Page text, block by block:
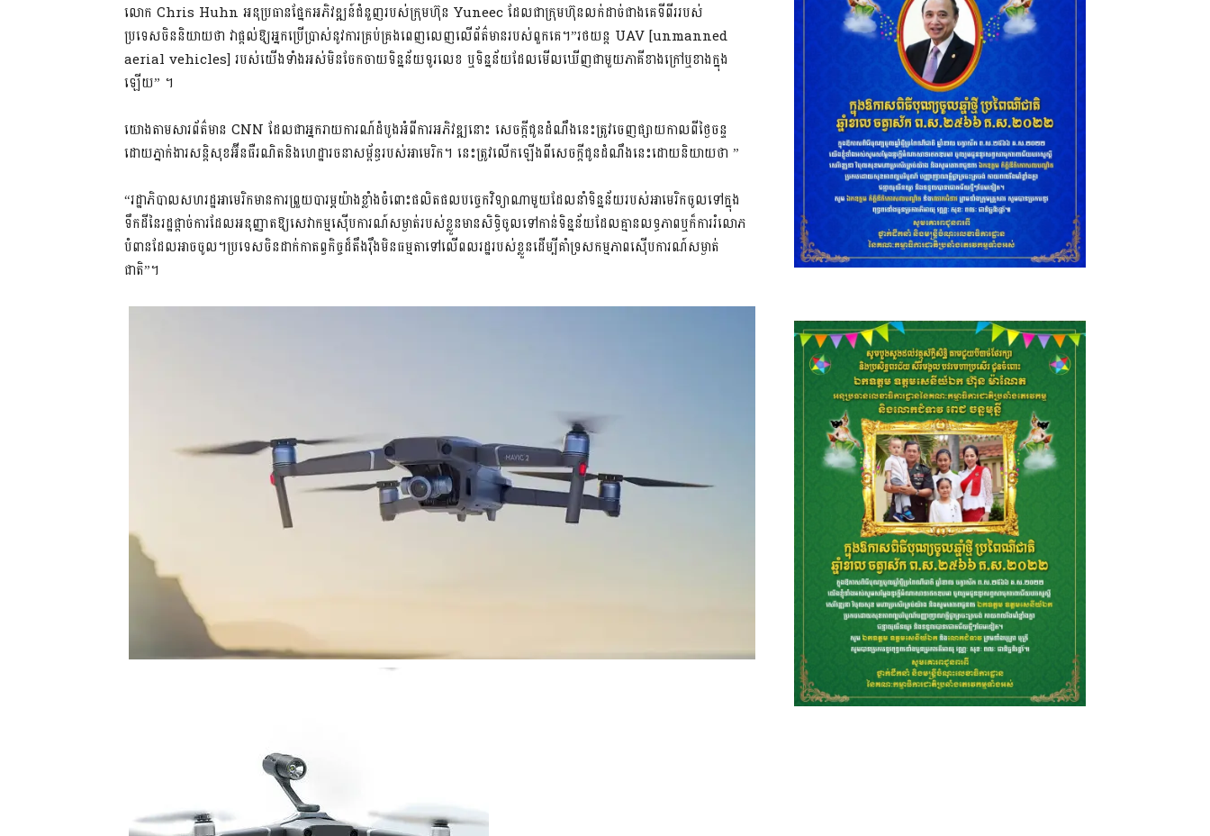
លោក Chris Huhn អនុប្រធានផ្នែកអភិវឌ្ឍន៍ជំនួញរបស់ក្រុមហ៊ុន Yuneec ដែលជាក្រុមហ៊ុនលក់ដាច់ជាងគេទីពីររបស់
ប្រទេសចិននិយាយថា វាផ្តល់ឱ្យអ្នកប្រើប្រាស់នូវការគ្រប់គ្រងពេញលេញលើព័ត៌មានរបស់ពួកគេ។”រថយន្ត UAV [unmanned
aerial vehicles] របស់យើងទាំងអស់មិនចែកចាយទិន្នន័យទូរលេខ ឬទិន្នន័យដែលមើលឃើញជាមួយភាគីខាងក្រៅឬខាងក្នុង
ឡើយ” ។
យោងតាមសារព័ត៌មាន CNN ដែលជាអ្នករាយការណ៍ដំបូងអំពីការអភិវឌ្ឍនោះ សេចក្តីជូនដំណឹងនេះត្រូវចេញផ្សាយកាលពីថ្ងៃចន្ទ
ដោយភ្នាក់ងារសន្ដិសុខអ៊ីនធឺរណិតនិងហេដ្ឋារចនាសម្ព័ន្ធរបស់អាមេរិក។ នេះត្រូវលើកឡើងពីសេចក្តីជូនដំណឹងនេះដោយនិយាយថា ”
“រដ្ឋាភិបាលសហរដ្ឋអាមេរិកមានការព្រួយបារម្ភយ៉ាងខ្លាំងចំពោះផលិតផលបច្ចេកវិទ្យាណាមួយដែលនាំទិន្នន័យរបស់អាមេរិកចូលទៅក្នុង
ទឹកដីនៃរដ្ឋផ្តាច់ការដែលអនុញ្ញាតឱ្យសេវាកម្មស៊ើបការណ៍សម្ងាត់របស់ខ្លួនមានសិទ្ធិចូលទៅកាន់ទិន្នន័យដែលគ្មានលទ្ធភាពឬក៏ការរំលោភ
បំពានដែលអាចចូល។ប្រទេសចិនដាក់កាតព្វកិច្ចដ៏តឹងរ៉ឹងមិនធម្មតាទៅលើពលរដ្ឋរបស់ខ្លួនដើម្បីគាំទ្រសកម្មភាពស៊ើបការណ៍សម្ងាត់
ជាតិ”។